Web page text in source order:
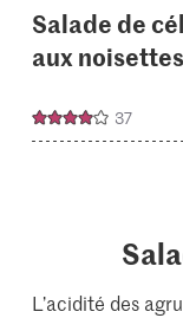
Salade de
aux noisettes
37
L’acidité des